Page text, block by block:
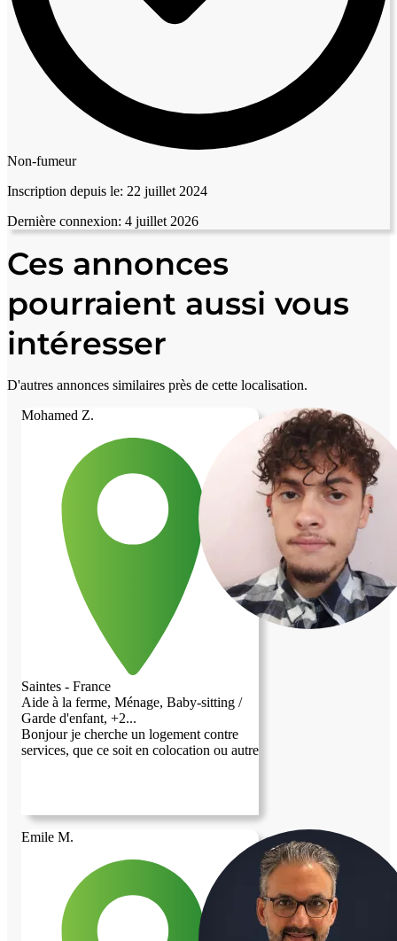
Non-fumeur
Inscription depuis le: 22 juillet 2024
Dernière connexion: 4 juillet 2026
Ces annonces
pourraient aussi vous
intéresser
D'autres annonces similaires près de cette localisation.
Mohamed Z.
Saintes - France
Aide à la ferme, Ménage, Baby-sitting /
Garde d'enfant, +2...
Bonjour je cherche un logement contre
services, que ce soit en colocation ou autre
Emile M.